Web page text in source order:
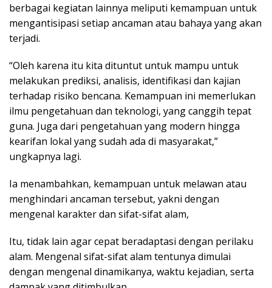
berbagai kegiatan lainnya meliputi kemampuan untuk
mengantisipasi setiap ancaman atau bahaya yang akan
terjadi.
“Oleh karena itu kita dituntut untuk mampu untuk
melakukan prediksi, analisis, identifikasi dan kajian
terhadap risiko bencana. Kemampuan ini memerlukan
ilmu pengetahuan dan teknologi, yang canggih tepat
guna. Juga dari pengetahuan yang modern hingga
kearifan lokal yang sudah ada di masyarakat,”
ungkapnya lagi.
Ia menambahkan, kemampuan untuk melawan atau
menghindari ancaman tersebut, yakni dengan
mengenal karakter dan sifat-sifat alam,
Itu, tidak lain agar cepat beradaptasi dengan perilaku
alam. Mengenal sifat-sifat alam tentunya dimulai
dengan mengenal dinamikanya, waktu kejadian, serta